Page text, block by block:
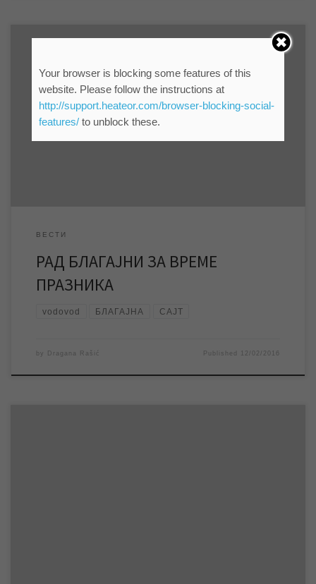
За време празника Дана Државности у понедељак 15.02 и
уторак 16.02.2016. године, неће радити шалтери у
Петефијевој бр. 3 у Зрењанину као ни благајне ЈКП „Водовод
и канализација“. Служба информисања и пословних
комуникација ЈКП „Водовод и канализација“ Зрењанин
ВЕСТИ
РАД БЛАГАЈНИ ЗА ВРЕМЕ
ПРАЗНИКА
vodovod БЛАГАЈНА САЈТ
by Dragana Rašić Published 12/02/2016
Your browser is blocking some features of this
website. Please follow the instructions at
http://support.heateor.com/browser-blocking-social-
features/to unblock these.